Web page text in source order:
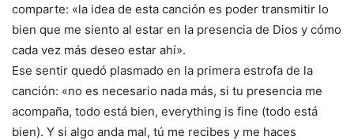
comparte: «la idea de esta canción es poder transmitir lo
bien que me siento al estar en la presencia de Dios y cómo
cada vez más deseo estar ahí».
Ese sentir quedó plasmado en la primera estrofa de la
canción: «no es necesario nada más, si tu presencia me
acompaña, todo está bien, everything is fine (todo está
bien). Y si algo anda mal, tú me recibes y me haces